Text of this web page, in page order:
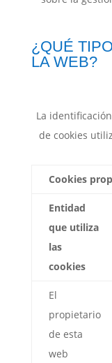
¿QUÉ
LA WEB?
La
de cookies
Cookies
Entidad
que utiliza
las
cookies
El
propietario
de esta
web